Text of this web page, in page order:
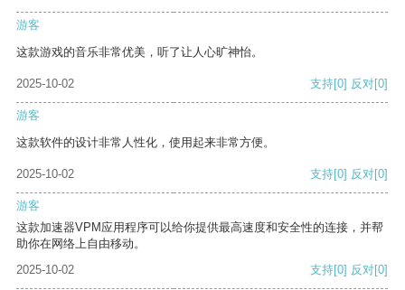
游客
这款游戏的音乐非常优美，听了让人心旷神怡。
2025-10-02 支持[0] 反对[0]
游客
这款软件的设计非常人性化，使用起来非常方便。
2025-10-02 支持[0] 反对[0]
游客
这款加速器VPM应用程序可以给你提供最高速度和安全性的连接，并帮
助你在网络上自由移动。
2025-10-02
支持[0] 反对[0]